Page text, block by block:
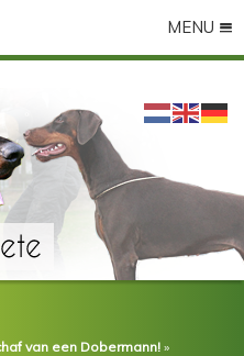
MENU
van een Dobermann!»